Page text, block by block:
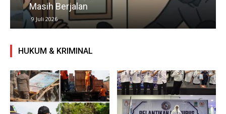
Masih Berjalan
9 Juli 2026
HUKUM & KRIMINAL